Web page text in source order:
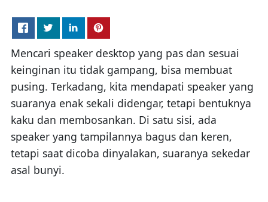
Mencari speaker desktop yang pas dan sesuai
keinginan itu tidak gampang, bisa membuat
pusing. Terkadang, kita mendapati speaker yang
suaranya enak sekali didengar, tetapi bentuknya
kaku dan membosankan. Di satu sisi, ada
speaker yang tampilannya bagus dan keren,
tetapi saat dicoba dinyalakan, suaranya sekedar
asal bunyi.